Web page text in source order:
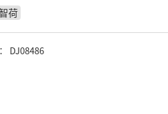
荷
： DJ08486